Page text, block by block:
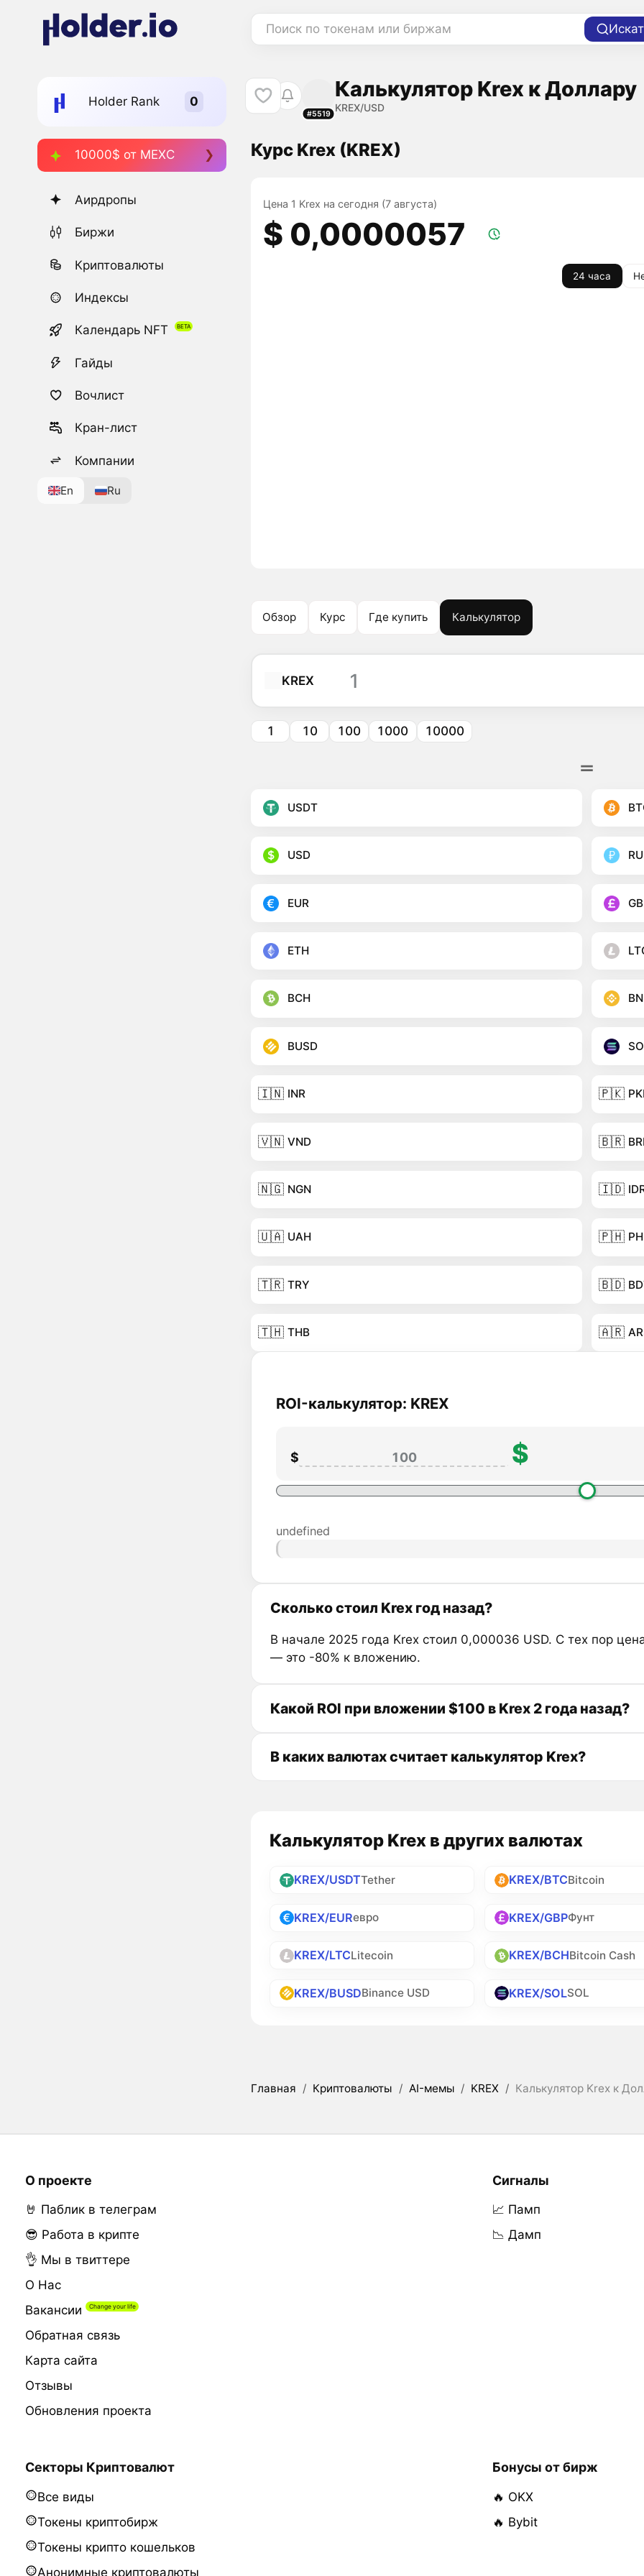
Поиск по токенам или биржам
Holder Rank
10000$ от MEXC
Аирдропы
Биржи
Криптовалюты
Индексы
Календарь NFT
Гайды
Вочлист
Кран-лист
Компании
En Ru
#5519
Калькулятор Krex к Доллару
KREX/USD
Курс Krex (KREX)
Цена 1 Krex на сегодня (7 августа)
$ 0,0000057
24 часа
Обзор Курс Где купить Калькулятор
KREX
1 10 100 1000 10000
USDT
USD
EUR
ETH
BCH
BUSD
🇮🇳 INR 🇵🇰
🇻🇳 VND 🇧🇷
🇳🇬 NGN 🇮🇩
🇺🇦 UAH 🇵🇭
🇹🇷 TRY 🇧🇩
🇹🇭 THB 🇦🇷
ROI-калькулятор: KREX
$ $
undefined
Сколько стоил Krex год назад?
В начале 2025 года Krex стоил 0,000036 USD. С тех пор
— это -80% к вложению.
Какой ROI при вложении $100 в Krex 2 года назад?
В каких валютах считает калькулятор Krex?
Калькулятор Krex в других валютах
KREX/USDTTether KREX/BTCBitcoin
KREX/EURевро KREX/GBPФунт
KREX/LTCLitecoin KREX/BCHBitcoin Cash
KREX/BUSDBinance USD KREX/SOLSOL
Главная / Криптовалюты / AI-мемы / KREX / Калькулятор Krex к
О проекте
🤘 Паблик в телеграм
😎 Работа в крипте
👌 Мы в твиттере
О Нас
Вакансии
Обратная связь
Карта сайта
Отзывы
Обновления проекта
Сигналы
📈 Памп
📉 Дамп
Секторы Криптовалют
Все виды
Токены криптобирж
Токены крипто кошельков
Анонимные криптовалюты
Бонусы от бирж
🔥 OKX
🔥 Bybit